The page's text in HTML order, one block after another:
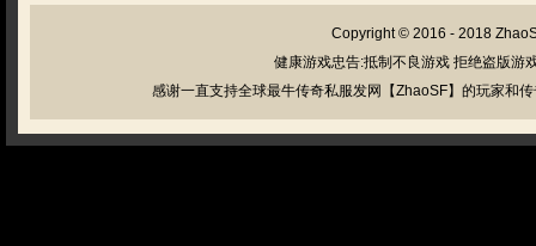
Copyright © 2016 - 2018
健康游戏忠告:抵制不良游戏 拒绝盗版游
感谢一直支持全球最牛传奇私服发网【ZhaoSF】的玩家和